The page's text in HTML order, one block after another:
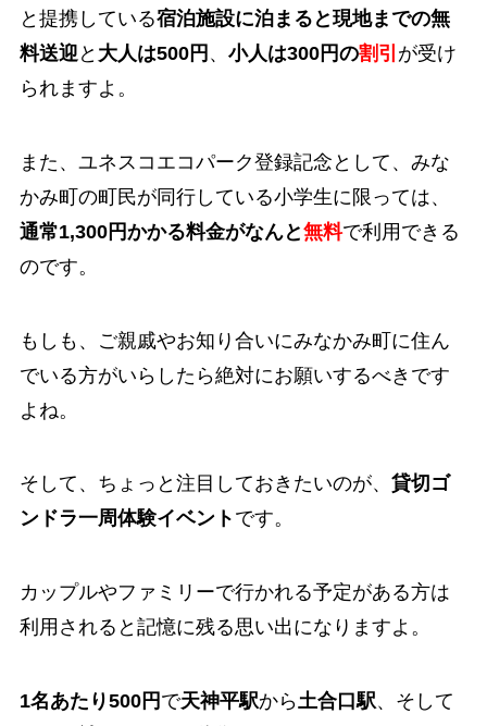
と提携している宿泊施設に泊まると現地までの無
料送迎 と 大人は500円 、 小人は300円の割引 が受け
られますよ。
また、ユネスコエコパーク登録記念として、みな
かみ町の町民が同行している小学生に限っては、
通常1,300円かかる料金がなんと無料で利用できる
のです。
もしも、ご親戚やお知り合いにみなかみ町に住ん
でいる方がいらしたら絶対にお願いするべきです
よね。
そして、ちょっと注目しておきたいのが、 貸切ゴ
ンドラ一周体験イベント です。
カップルやファミリーで行かれる予定がある方は
利用されると記憶に残る思い出になりますよ。
1名あたり500円 で天神平駅から土合口駅、そして